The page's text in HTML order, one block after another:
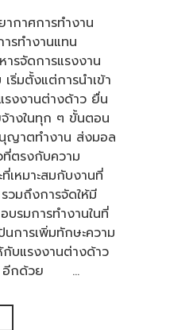
ศการทำงาน
รทำงานแทน
ารจัดการแรงงาน
ริ่มตั้งแต่การนำเข้า
รงงานต่างด้าว ยื่น
างในทุก ๆ ขั้นตอน
ญาตทำงาน ส่งมอล
ตรงกับความ
เหมาะสมกับงานที่
วมถึงการจัดให้มี
บรมการทำงานในที่
นการเพิ่มทักษะความ
บแรงงานต่างด้าว
อีกด้วย ...